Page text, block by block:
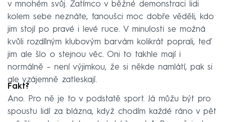
v mnohém svůj. Zatímco v běžné demonstraci lidi
kolem sebe neznáte, fanoušci moc dobře věděli, kdo
jim stojí po pravé i levé ruce. V minulosti se možná
kvůli rozdílným klubovým barvám kolikrát poprali, teď
jim ale šlo o stejnou věc. Oni to takhle mají i
normálně – není výjimkou, že si někde namlátí, pak si
ale vzájemně zatleskají.
Fakt?
Ano. Pro ně je to v podstatě sport. Já můžu být pro
spoustu lidí za blázna, když chodím každé ráno v pět